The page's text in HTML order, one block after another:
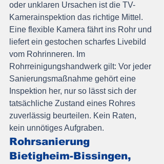
oder unklaren Ursachen ist die TV-
Kamerainspektion das richtige Mittel.
Eine flexible Kamera fährt ins Rohr und
liefert ein gestochen scharfes Livebild
vom Rohrinneren. Im
Rohrreinigungshandwerk gilt: Vor jeder
Sanierungsmaßnahme gehört eine
Inspektion her, nur so lässt sich der
tatsächliche Zustand eines Rohres
zuverlässig beurteilen. Kein Raten,
kein unnötiges Aufgraben.
Rohrsanierung
Bietigheim-Bissingen,